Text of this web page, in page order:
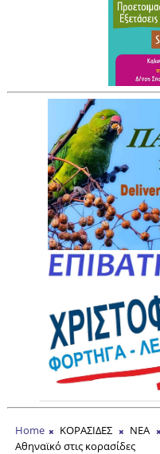
Home ΚΟΡΑΣΙΔΕΣ ΝΕΑ
Αθηναϊκό στις κορασίδες